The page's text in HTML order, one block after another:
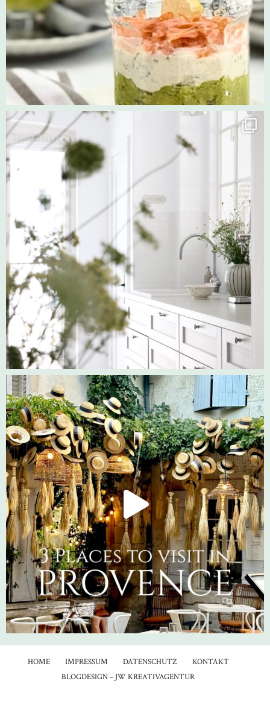
HOME IMPRESSUM DATENSCHUTZ
KONTAKT
BLOGDESIGN – JW KREATIVAGENTUR